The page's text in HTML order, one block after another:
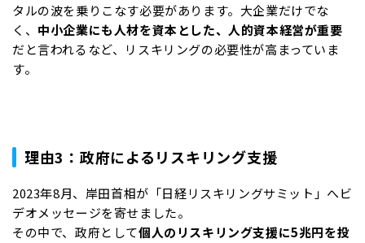
タルの波を乗りこなす必要があります。大企業だけでな
く、 中小企業にも人材を資本とした、人的資本経営が重要
だと言われるなど、リスキリングの必要性が高まっていま
す。
理由3：政府によるリスキリング支援
2023年8月、岸田首相が「日経リスキリングサミット」へビ
デオメッセージを寄せました。
その中で、政府として個人のリスキリング支援に5兆円を投